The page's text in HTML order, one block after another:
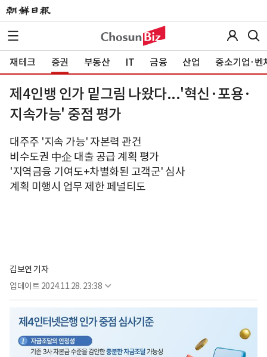
재테크 증권 부동산 IT 금융 산업 중소기업·벤
제4인뱅 인가 밑그림 나왔다...'혁신·포용·
지속가능' 중점 평가
대주주 '지속 가능' 자본력 관건
비수도권 中企 대출 공급 계획 평가
'지역금융 기여도+차별화된 고객군' 심사
계획 미행시 업무 제한 페널티도
김보연 기자
업데이트 2024.11.28. 23:38